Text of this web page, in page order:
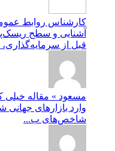
کارشناس روابط
آشنایی و سطح
قبل از
مسعود » مقاله خیلی
وارد بازارهای جهانی
شاخص‌های ب...